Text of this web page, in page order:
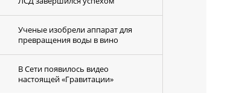
Ученые изобрели аппарат для
превращения воды в вино
В Сети появилось видео
настоящей «Гравитации»